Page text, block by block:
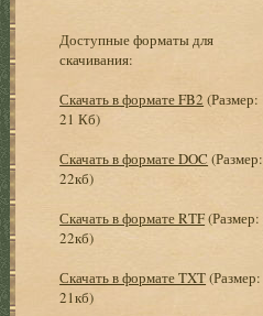
Доступные форматы для
скачивания:
Скачать в формате FB2 (Размер:
21 Кб)
Скачать в формате DOC (Размер:
22кб)
Скачать в формате RTF(Размер:
22кб)
Скачать в формате TXT(Размер:
21кб)